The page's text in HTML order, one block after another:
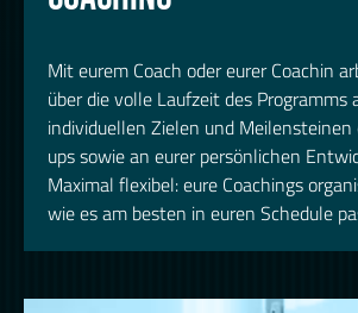
Mit eurem Coach oder eurer Coachin
über die volle Laufzeit des Programms
individuellen Zielen und
ups sowie an eurer persönlichen
Maximal flexibel: eure Coachings
wie es am besten in euren Schedule